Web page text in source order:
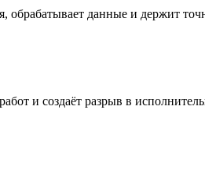
данные и держит
и создаёт разрыв в